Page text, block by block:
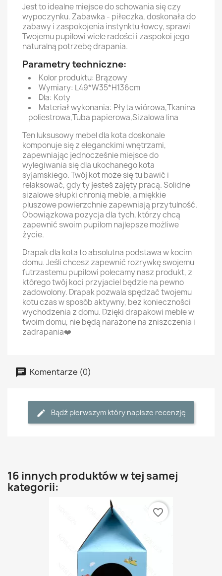
Jest to idealne miejsce do schowania się czy
wypoczynku. Zabawka - piłeczka, doskonała do
zabawy i zaspokojenia instynktu łowcy, sprawi
Twojemu pupilowi wiele radości i zaspokoi jego
naturalną potrzebę drapania.
Parametry techniczne:
Kolor produktu: Brązowy
Wymiary: L49*W35*H136cm
Dla: Koty
Materiał wykonania: Płyta wiórowa,Tkanina
poliestrowa,Tuba papierowa,Sizalowa lina
Ten luksusowy mebel dla kota doskonale
komponuje się z eleganckimi wnętrzami,
zapewniając jednocześnie miejsce do
wylegiwania się dla ukochanego kota
syjamskiego. Twój kot może się tu bawić i
relaksować, gdy ty jesteś zajęty pracą. Solidne
sizalowe słupki chronią meble, a miękkie
pluszowe powierzchnie zapewniają przytulność.
Obowiązkowa pozycja dla tych, którzy chcą
zapewnić swoim pupilom najlepsze możliwe
życie.
Drapak dla kota to absolutna podstawa w kocim
domu. Jeśli chcesz zapewnić rozrywkę swojemu
futrzastemu pupilowi polecamy nasz produkt, z
którego twój koci przyjaciel będzie na pewno
zadowolony. Drapak pozwala spędzać twojemu
kotu czas w sposób aktywny, bez konieczności
wychodzenia z domu. Dzięki drapakowi meble w
twoim domu, nie będą narażone na zniszczenia i
zadrapania❤️
Komentarze (0)
Bądź pierwszym który napisze recenzję
16 innych produktów w tej samej
kategorii:
favorite_border